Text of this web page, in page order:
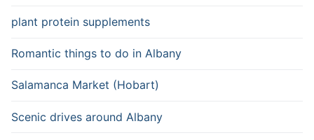
plant protein supplements
Romantic things to do in Albany
Salamanca Market (Hobart)
Scenic drives around Albany